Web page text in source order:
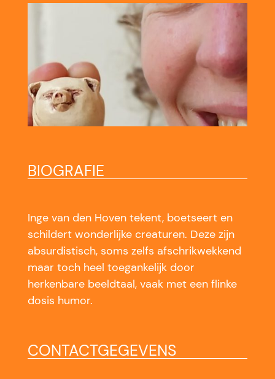
BIOGRAFIE
Inge van den Hoven tekent, boetseert en
schildert wonderlijke creaturen. Deze zijn
absurdistisch, soms zelfs afschrikwekkend
maar toch heel toegankelijk door
herkenbare beeldtaal, vaak met een flinke
dosis humor.
CONTACTGEGEVENS